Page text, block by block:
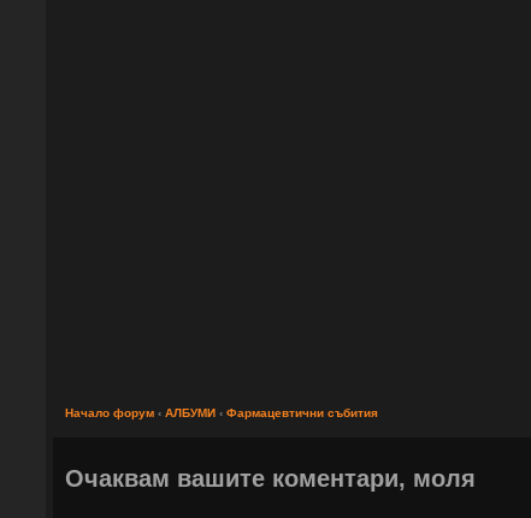
Начало форум ‹ АЛБУМИ ‹ Фармацевтични събития
Очаквам вашите коментари, моля